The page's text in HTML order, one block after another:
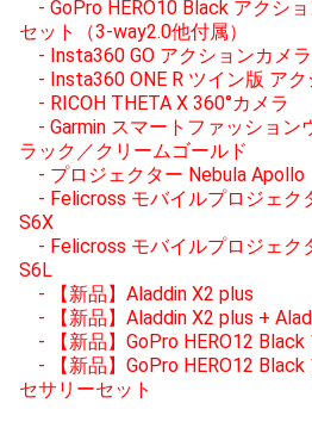
- GoPro HERO10 Black アクシ
セット（3-way2.0他付属）
- Insta360 GO アクションカメラ
- Insta360 ONE R ツイン版 ア
- RICOH THETA X 360°カメラ
- Garmin スマートファッション
ラック／クリームゴールド
- プロジェクター Nebula Apollo
- Felicross モバイルプロジェク
S6X
- Felicross モバイルプロジェク
S6L
- 【新品】Aladdin X2 plus
- 【新品】Aladdin X2 plus +
- 【新品】GoPro HERO12 Black
- 【新品】GoPro HERO12 Black
セサリーセット